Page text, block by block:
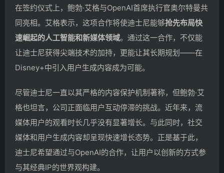
在签约仪式上，鲍勃·艾格与OpenAI首席执行官奥尔特曼共
同亮相。艾格表示，这项合作将使迪士尼能够抢先布局快
速崛起的人工智能和新媒体领域。通过这一合作，不仅能
让迪士尼获得尖端技术的加持，更能让其长期规划——在
Disney+中引入用户生成内容成为可能。
尽管迪士尼一直以其严格的内容保护机制著称，但鲍勃·艾
格也坦言，公司正面临用户互动停滞的挑战。近年来，流
媒体用户的观看时长几乎没有显著增长。与此同时，社交
媒体和用户生成内容却呈现快速增长态势。正是基于此，
迪士尼希望通过与OpenAI的合作，让用户以创新的方式参
与其经典IP的世界观构建。